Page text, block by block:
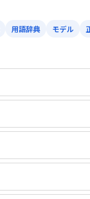
用語辞典 モデル